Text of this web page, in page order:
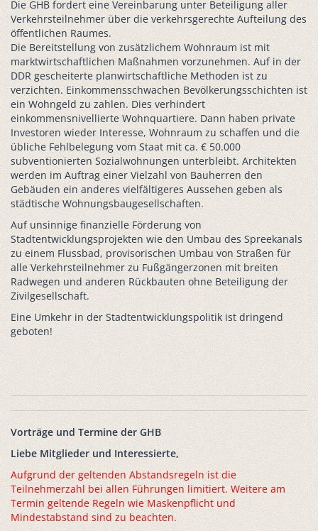
Die GHB fordert eine Vereinbarung unter Beteiligung aller
Verkehrsteilnehmer über die verkehrsgerechte Aufteilung des
öffentlichen Raumes.
Die Bereitstellung von zusätzlichem Wohnraum ist mit
marktwirtschaftlichen Maßnahmen vorzunehmen. Auf in der
DDR gescheiterte planwirtschaftliche Methoden ist zu
verzichten. Einkommensschwachen Bevölkerungsschichten ist
ein Wohngeld zu zahlen. Dies verhindert
einkommensnivellierte Wohnquartiere. Dann haben private
Investoren wieder Interesse, Wohnraum zu schaffen und die
übliche Fehlbelegung vom Staat mit ca. € 50.000
subventionierten Sozialwohnungen unterbleibt. Architekten
werden im Auftrag einer Vielzahl von Bauherren den
Gebäuden ein anderes vielfältigeres Aussehen geben als
städtische Wohnungsbaugesellschaften.
Auf unsinnige finanzielle Förderung von
Stadtentwicklungsprojekten wie den Umbau des Spreekanals
zu einem Flussbad, provisorischen Umbau von Straßen für
alle Verkehrsteilnehmer zu Fußgängerzonen mit breiten
Radwegen und anderen Rückbauten ohne Beteiligung der
Zivilgesellschaft.
Eine Umkehr in der Stadtentwicklungspolitik ist dringend
geboten!
Vorträge und Termine der GHB
Liebe Mitglieder und Interessierte,
Aufgrund der geltenden Abstandsregeln ist die
Teilnehmerzahl bei allen Führungen limitiert. Weitere am
Termin geltende Regeln wie Maskenpflicht und
Mindestabstand sind zu beachten.